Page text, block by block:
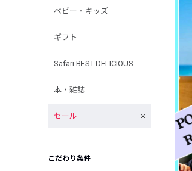
ベビー・キッズ
ギフト
Safari BEST DELICIOUS
本・雑誌
セール
こだわり条件